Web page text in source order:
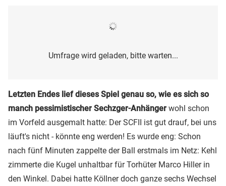
Umfrage wird geladen, bitte warten...
Letzten Endes lief dieses Spiel genau so, wie es sich so
manch pessimistischer Sechzger-Anhänger wohl schon
im Vorfeld ausgemalt hatte: Der SCFII ist gut drauf, bei uns
läuft's nicht - könnte eng werden! Es wurde eng: Schon
nach fünf Minuten zappelte der Ball erstmals im Netz: Kehl
zimmerte die Kugel unhaltbar für Torhüter Marco Hiller in
den Winkel. Dabei hatte Köllner doch ganze sechs Wechsel